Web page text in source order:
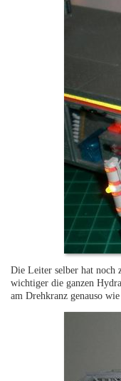
Die Leiter selber hat noch
wichtiger die ganzen
am Drehkranz genauso